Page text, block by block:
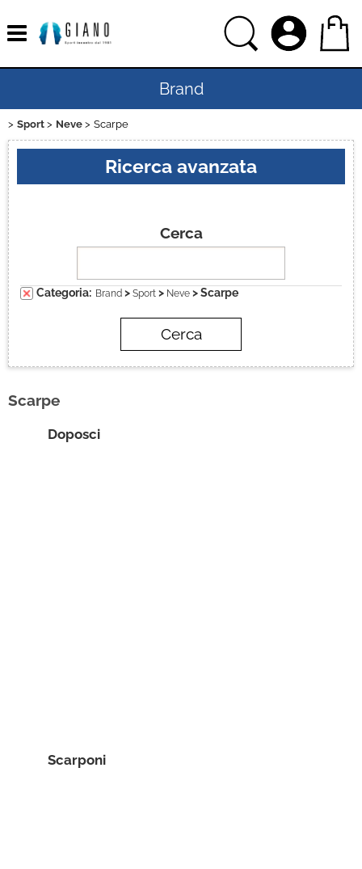
Uomo
Sport
Brand
Sport Neve Scarpe
Ricerca avanzata
Cerca
Categoria: Brand > Sport > Neve > Scarpe
Scarpe
Doposci
Scarponi